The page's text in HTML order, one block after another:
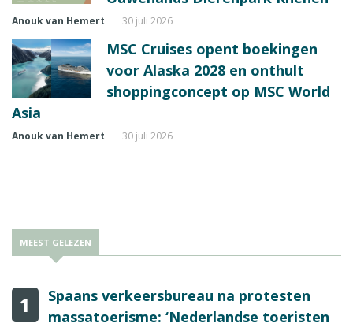
Anouk van Hemert 30 juli 2026
MSC Cruises opent boekingen
voor Alaska 2028 en onthult
shoppingconcept op MSC World
Asia
Anouk van Hemert 30 juli 2026
MEEST GELEZEN
1
Spaans verkeersbureau na protesten
massatoerisme: ‘Nederlandse toeristen